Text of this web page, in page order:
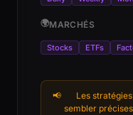
🌍MARCHÉS
Stocks ETFs
📢
Les
sembler